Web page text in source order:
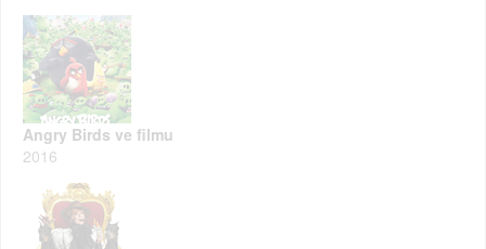
Angry Birds ve filmu
2016